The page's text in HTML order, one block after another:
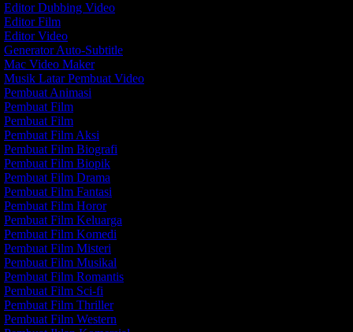
Editor Dubbing Video
Editor Film
Editor Video
Generator Auto-Subtitle
Mac Video Maker
Musik Latar Pembuat Video
Pembuat Animasi
Pembuat Film
Pembuat Film
Pembuat Film Aksi
Pembuat Film Biografi
Pembuat Film Biopik
Pembuat Film Drama
Pembuat Film Fantasi
Pembuat Film Horor
Pembuat Film Keluarga
Pembuat Film Komedi
Pembuat Film Misteri
Pembuat Film Musikal
Pembuat Film Romantis
Pembuat Film Sci-fi
Pembuat Film Thriller
Pembuat Film Western